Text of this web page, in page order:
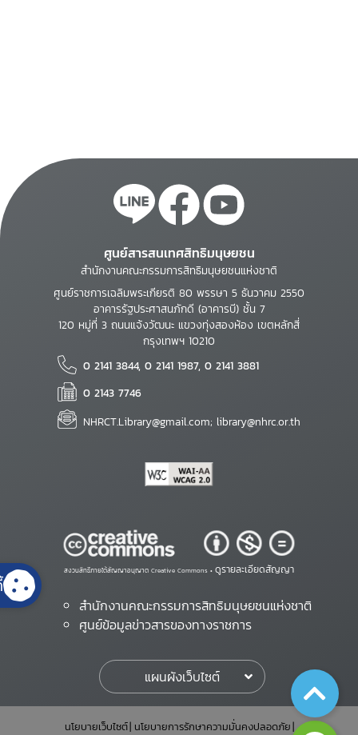
ศูนย์สารสนเทศสิทธิมนุษยชน
สำนักงานคณะกรรมการสิทธิมนุษยชนแห่งชาติ
ศูนย์ราชการเฉลิมพระเกียรติ 80 พรรษา 5 ธันวาคม 2550
อาคารรัฐประศาสนภักดี (อาคารบี) ชั้น 7
120 หมู่ที่ 3 ถนนแจ้งวัฒนะ แขวงทุ่งสองห้อง เขตหลักสี่
กรุงเทพฯ 10210
0 2141 3844, 0 2141 1987, 0 2141 3881
0 2143 7746
NHRCT.Library@gmail.com; library@nhrc.or.th
สงวนสิทธิ์ภายใต้สัญญาอนุญาต Creative Commons • ดูรายละเอียดสัญญา
สำนักงานคณะกรรมการสิทธิมนุษยชนแห่งชาติ
ศูนย์ข้อมูลข่าวสารของทางราชการ
แผนผังเว็บไซต์
นโยบายเว็บไซต์ นโยบายการรักษาความมั่นคงปลอดภัย